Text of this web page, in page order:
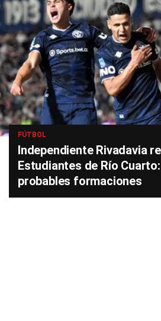
FÚTBOL
Independiente Rivadavia
Estudiantes de Río
probables formaciones